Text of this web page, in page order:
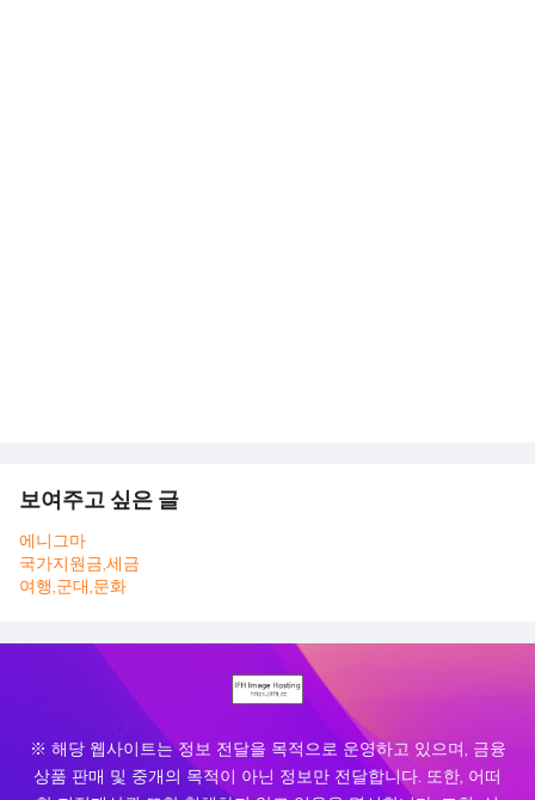
보여주고 싶은 글
에니그마
국가지원금,세금
여행,군대,문화
※ 해당 웹사이트는 정보 전달을 목적으로 운영하고 있으며, 금융
상품 판매 및 중개의 목적이 아닌 정보만 전달합니다. 또한, 어떠